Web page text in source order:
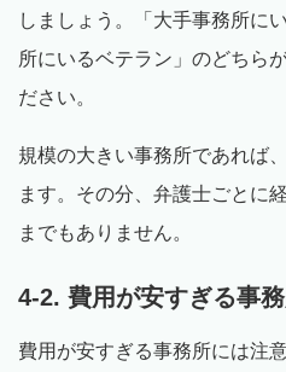
しましょう。「大手事務所に
所にいるベテラン」のどちら
ださい。
規模の大きい事務所であれば
ます。その分、弁護士ごとに
までもありません。
4-2. 費用が安すぎる事
費用が安すぎる事務所には注